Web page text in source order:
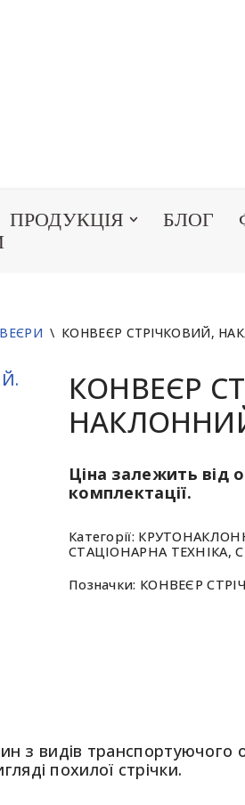
ПРОДУКЦІЯ БЛОГ
\ КОНВЕЄР СТРІЧКОВИЙ,
КОНВЕЄР
Ціна залежить від
комплектації.
Категорії:
СТАЦІОНАРНА ТЕХНІКА,
Позначки: КОНВЕЄР
з видів транспортуючого
похилої стрічки.